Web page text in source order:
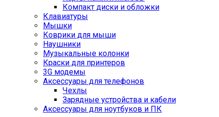
Компакт диски и обложки
Клавиатуры
Мышки
Коврики для мыши
Наушники
Музыкальные колонки
Краски для принтеров
3G модемы
Аксессуары для телефонов
Чехлы
Зарядные устройства и кабели
Аксессуары для ноутбуков и ПК